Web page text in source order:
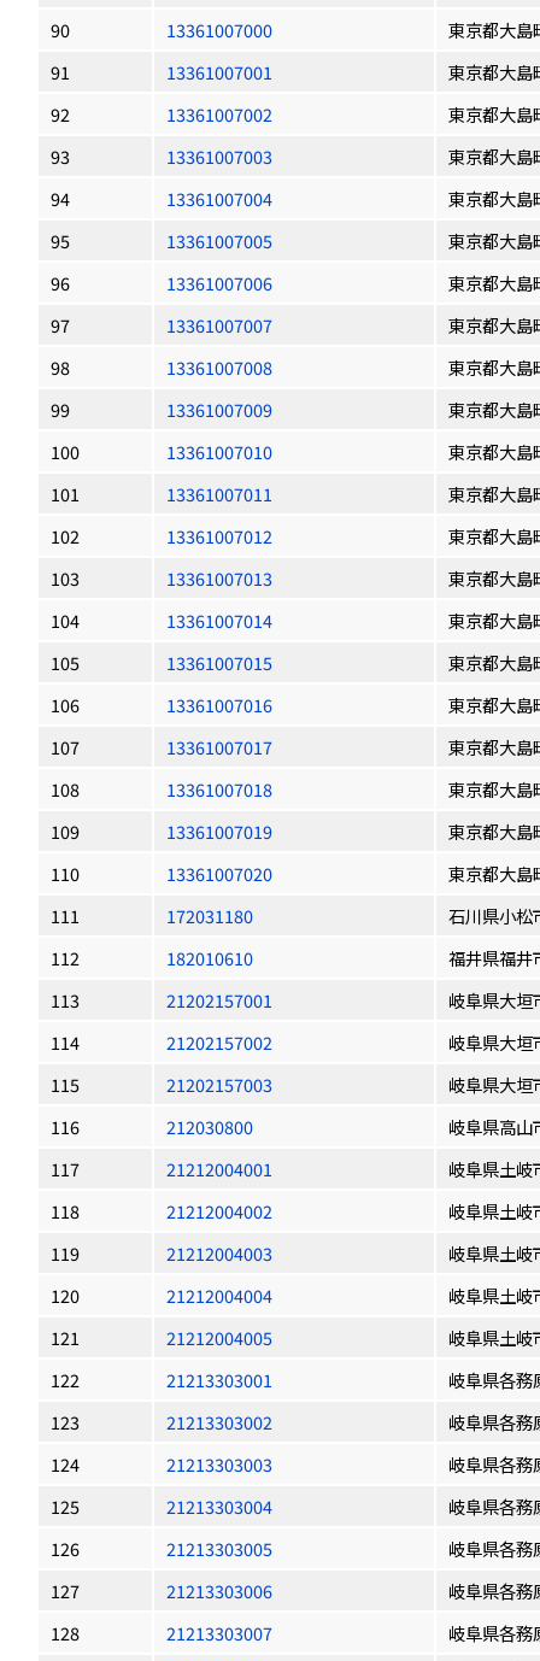
90 13361007000
東京都大島
91
13361007001
東京都大島
92
13361007002
東京都大島
93
13361007003
東京都大島
94
13361007004
東京都大島
95
13361007005
東京都大島
96
13361007006
東京都大島
97
13361007007
東京都大島
98
13361007008
東京都大島
99
13361007009
東京都大島
100
13361007010
東京都大島
101
13361007011
東京都大島
102
13361007012
東京都大島
103
13361007013
東京都大島
104
13361007014
東京都大島
105
13361007015
東京都大島
106
13361007016
東京都大島
107
13361007017
東京都大島
108
13361007018
東京都大島
109
13361007019
東京都大島
110
13361007020
東京都大島
111
172031180
石川県小松
112
182010610
福井県福井
113
21202157001
岐阜県大垣
114
21202157002
岐阜県大垣
115
21202157003
岐阜県大垣
116
212030800
岐阜県高山
117
21212004001
岐阜県土岐
118
21212004002
岐阜県土岐
119
21212004003
岐阜県土岐
120
21212004004
岐阜県土岐
121
21212004005
岐阜県土岐
122
21213303001
岐阜県各務
123
21213303002
岐阜県各務
124
21213303003
岐阜県各務
125
21213303004
岐阜県各務
126
21213303005
岐阜県各務
127
21213303006
岐阜県各務
128
21213303007
岐阜県各務